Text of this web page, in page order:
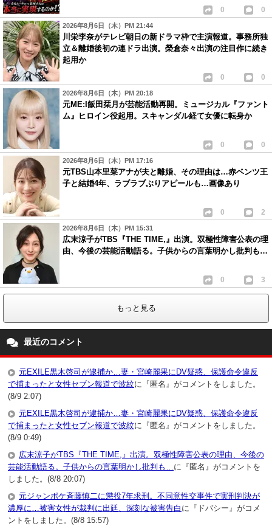
0 0
2026年8月6日（木）PM 21:44
川栄李奈がテレビ朝日の新ドラマ枠で主演報道。事務所独
立＆離婚後初の連ドラ出演。榮倉奈々出演の注目作に続き
起用か
0 0
2026年8月6日（木）PM 20:18
元ME:I飯田栞月が芸能活動再開。ミュージカル『ファント
ム』ヒロイン役起用。スキャンダル経て女優に転身か
0 0
2026年8月6日（木）PM 17:16
元TBS山本里菜アナが夫と離婚、その理由は…赤ベンツ王
子と結婚4年、ラブラブぶりアピールも…画像あり
0 2
2026年8月6日（木）PM 15:31
広末涼子がTBS『THE TIME,』出演。双極性障害公表の理
由、今後の芸能活動語る。子供からの言葉明かし批判も…
0 3
もっと見る
最近のコメント
元EXILE黒木啓司が逮捕か…妻・宮崎麗果にDV疑惑、保護命令違反
で捕まったと女性セブン報道で波紋に『匿名』がコメントをしました。
(8/9 2:07)
元EXILE黒木啓司が逮捕か…妻・宮崎麗果にDV疑惑、保護命令違反
で捕まったと女性セブン報道で波紋に『匿名』がコメントをしました。
(8/9 0:49)
広末涼子がTBS『THE TIME,』出演。双極性障害公表の理由、今後の
芸能活動語る。子供からの言葉明かし批判も…に『匿名』がコメントを
しました。(8/8 20:07)
元ジャンポケ斉藤慎二に懲役7年求刑。不同意性交事件で実刑判決が
濃厚に…被害女性が裁判に出廷、深刻な被害告白 に『ドバシー』がコメ
ントをしました。(8/8 15:57)